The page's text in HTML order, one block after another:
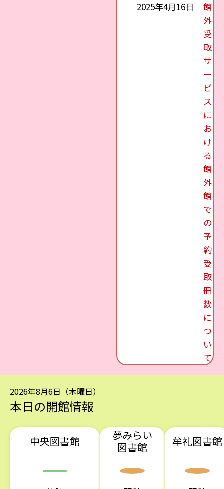
2025年4月16日
館
外
受
取
サ
ー
ビ
ス
に
お
け
る
館
外
館
で
の
予
約
受
取
冊
数
に
つ
い
て
2026年8月6日（木曜日）
本日の開館情報
中央図書館
夢みらい
図書館
牟礼図書館